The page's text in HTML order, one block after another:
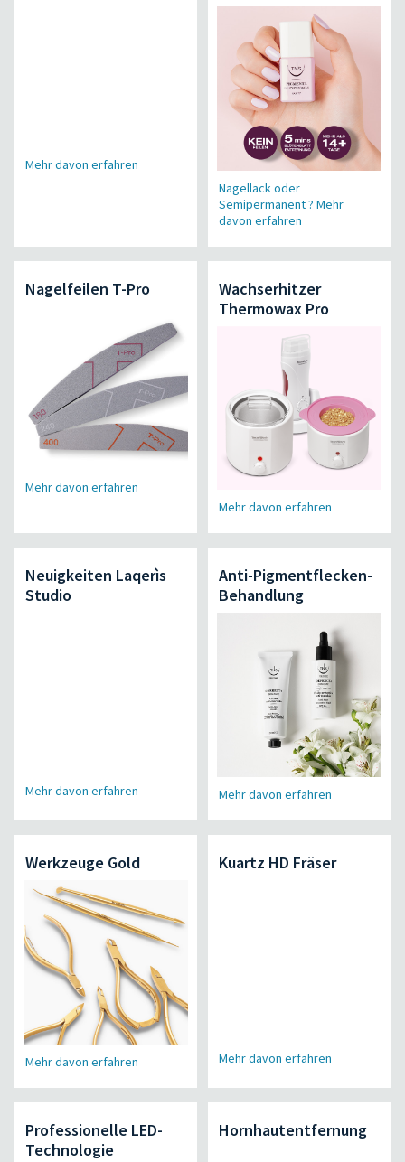
Mehr davon erfahren
Nagellack oder
Semipermanent ? Mehr
davon erfahren
Nagelfeilen T-Pro
Mehr davon erfahren
Wachserhitzer
Thermowax Pro
Mehr davon erfahren
Neuigkeiten Laqerìs
Studio
Mehr davon erfahren
Anti-Pigmentflecken-
Behandlung
Mehr davon erfahren
Werkzeuge Gold
Mehr davon erfahren
Kuartz HD Fräser
Mehr davon erfahren
Professionelle LED-
Technologie
Hornhautentfernung